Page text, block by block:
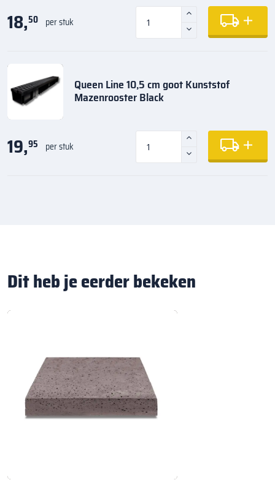
18,50 per stuk
Queen Line 10,5 cm goot Kunststof
Mazenrooster Black
19,95 per stuk
Dit heb je eerder bekeken